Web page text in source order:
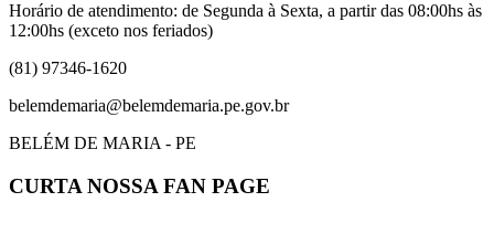
Horário de atendimento: de Segunda à Sexta, a partir das 08:00hs às
12:00hs (exceto nos feriados)
(81) 97346-1620
belemdemaria@belemdemaria.pe.gov.br
BELÉM DE MARIA - PE
CURTA NOSSA FAN PAGE